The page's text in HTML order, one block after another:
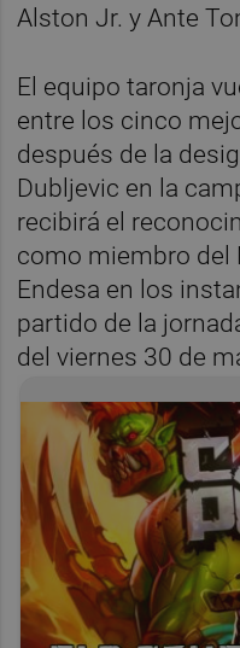
Alston Jr. y Ante
El equipo taronja
entre los cinco
después de la
Dubljevic en la
recibirá el
como miembro del
Endesa en los
partido de la
del viernes 30 de